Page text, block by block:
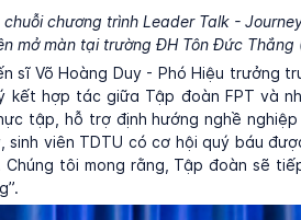
chương trình Leader Talk -
mở màn tại trường ĐH Tôn Đức Thắng
sĩ Võ Hoàng Duy - Phó Hiệu trưởng
kết hợp tác giữa Tập đoàn FPT và
tập, hỗ trợ định hướng nghề
sinh viên TDTU có cơ hội quý báu
Chúng tôi mong rằng, Tập đoàn sẽ